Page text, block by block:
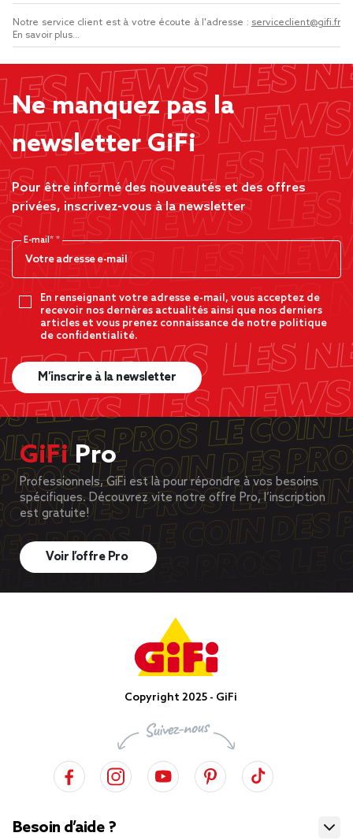
Notre service client est à votre écoute à l'adresse : serviceclient@gifi.fr
En savoir plus...
Ne manquez pas la
newsletter GiFi
Pour être informé des nouveautés et des offres
privées, inscrivez-vous à la newsletter
E-mail*
En renseignant votre adresse e-mail, vous acceptez de
recevoir nos dernères actualités ainsi que nos derniers
articles et vous prenez connaissance de notre politique
de confidentialité.
M’inscrire à la newsletter
GiFiPro
Professionnels, GiFi est là pour répondre à vos besoins
spécifiques. Découvrez vite notre offre Pro, l’inscription
est gratuite!
Voir l’offre Pro
Copyright 2025 - GiFi
Besoin d’aide ?